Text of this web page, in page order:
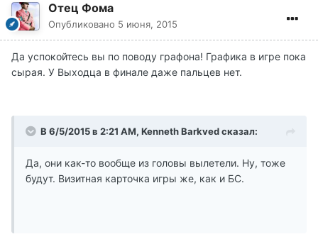
Отец Фома
Опубликовано 5 июня, 2015
Да успокойтесь вы по поводу графона! Графика в игре пока
сырая. У Выходца в финале даже пальцев нет.
В 6/5/2015 в 2:21 AM, Kenneth Barkved сказал:
Да, они как-то вообще из головы вылетели. Ну, тоже
будут. Визитная карточка игры же, как и БС.